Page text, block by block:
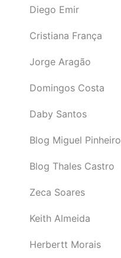
Diego Emir
Cristiana França
Jorge Aragão
Domingos Costa
Daby Santos
Blog Miguel Pinheiro
Blog Thales Castro
Zeca Soares
Keith Almeida
Herbertt Morais